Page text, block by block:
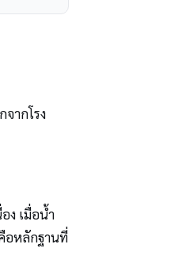
ากโรง
ง เมื่อน้ำ
อหลักฐานที่